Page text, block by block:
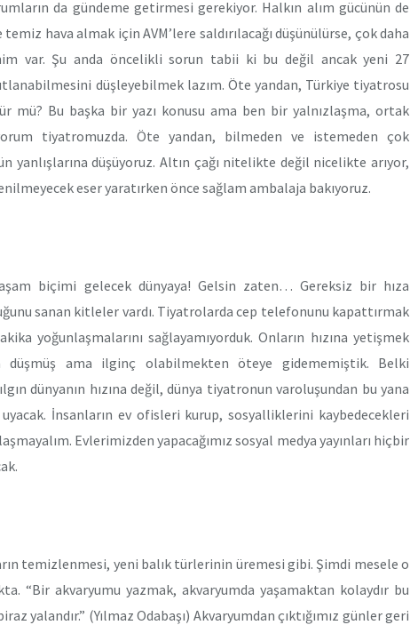
da gündeme getirmesi gerekiyor. Halkın alım gücünün de
hava almak için AVM’lere saldırılacağı düşünülürse, çok daha
var. Şu anda öncelikli sorun tabii ki bu değil ancak yeni 27
düşleyebilmek lazım. Öte yandan, Türkiye tiyatrosu
mü? Bu başka bir yazı konusu ama ben bir yalnızlaşma, ortak
tiyatromuzda. Öte yandan, bilmeden ve istemeden çok
düşüyoruz. Altın çağı nitelikte değil nicelikte arıyor,
eser yaratırken önce sağlam ambalaja bakıyoruz.
biçimi gelecek dünyaya! Gelsin zaten… Gereksiz bir hıza
sanan kitleler vardı. Tiyatrolarda cep telefonunu kapattırmak
yoğunlaşmalarını sağlayamıyorduk. Onların hızına yetişmek
düşmüş ama ilginç olabilmekten öteye gidememiştik. Belki
dünyanın hızına değil, dünya tiyatronun varoluşundan bu yana
İnsanların ev ofisleri kurup, sosyalliklerini kaybedecekleri
Evlerimizden yapacağımız sosyal medya yayınları hiçbir
temizlenmesi, yeni balık türlerinin üremesi gibi. Şimdi mesele o
“Bir akvaryumu yazmak, akvaryumda yaşamaktan kolaydır bu
yalandır.” (Yılmaz Odabaşı) Akvaryumdan çıktığımız günler geri